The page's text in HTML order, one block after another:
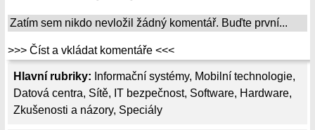
Hlavní rubriky: Informační systémy, Mobilní technologie,
Datová centra, Sítě, IT bezpečnost, Software, Hardware,
Zkušenosti a názory, Speciály
Zatím sem nikdo nevložil žádný komentář. Buďte první...
>>> Číst a vkládat komentáře <<<